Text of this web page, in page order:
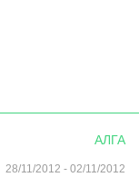
АЛГА
28/11/2012 - 02/11/2012